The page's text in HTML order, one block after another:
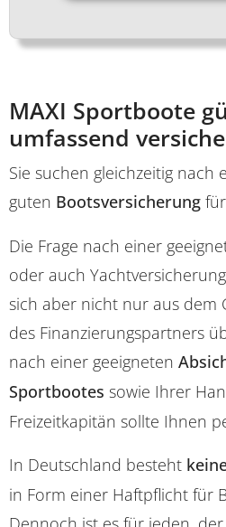
MAXI Sportboote
umfassend
Sie suchen gleichzeitig nach
guten Bootsversicherung für
Die Frage nach einer
oder auch
sich aber nicht nur aus dem
des Finanzierungspartners
nach einer geeigneten
Sportbootes sowie Ihrer
Freizeitkapitän sollte Ihnen
In Deutschland besteht
in Form einer Haftpflicht für